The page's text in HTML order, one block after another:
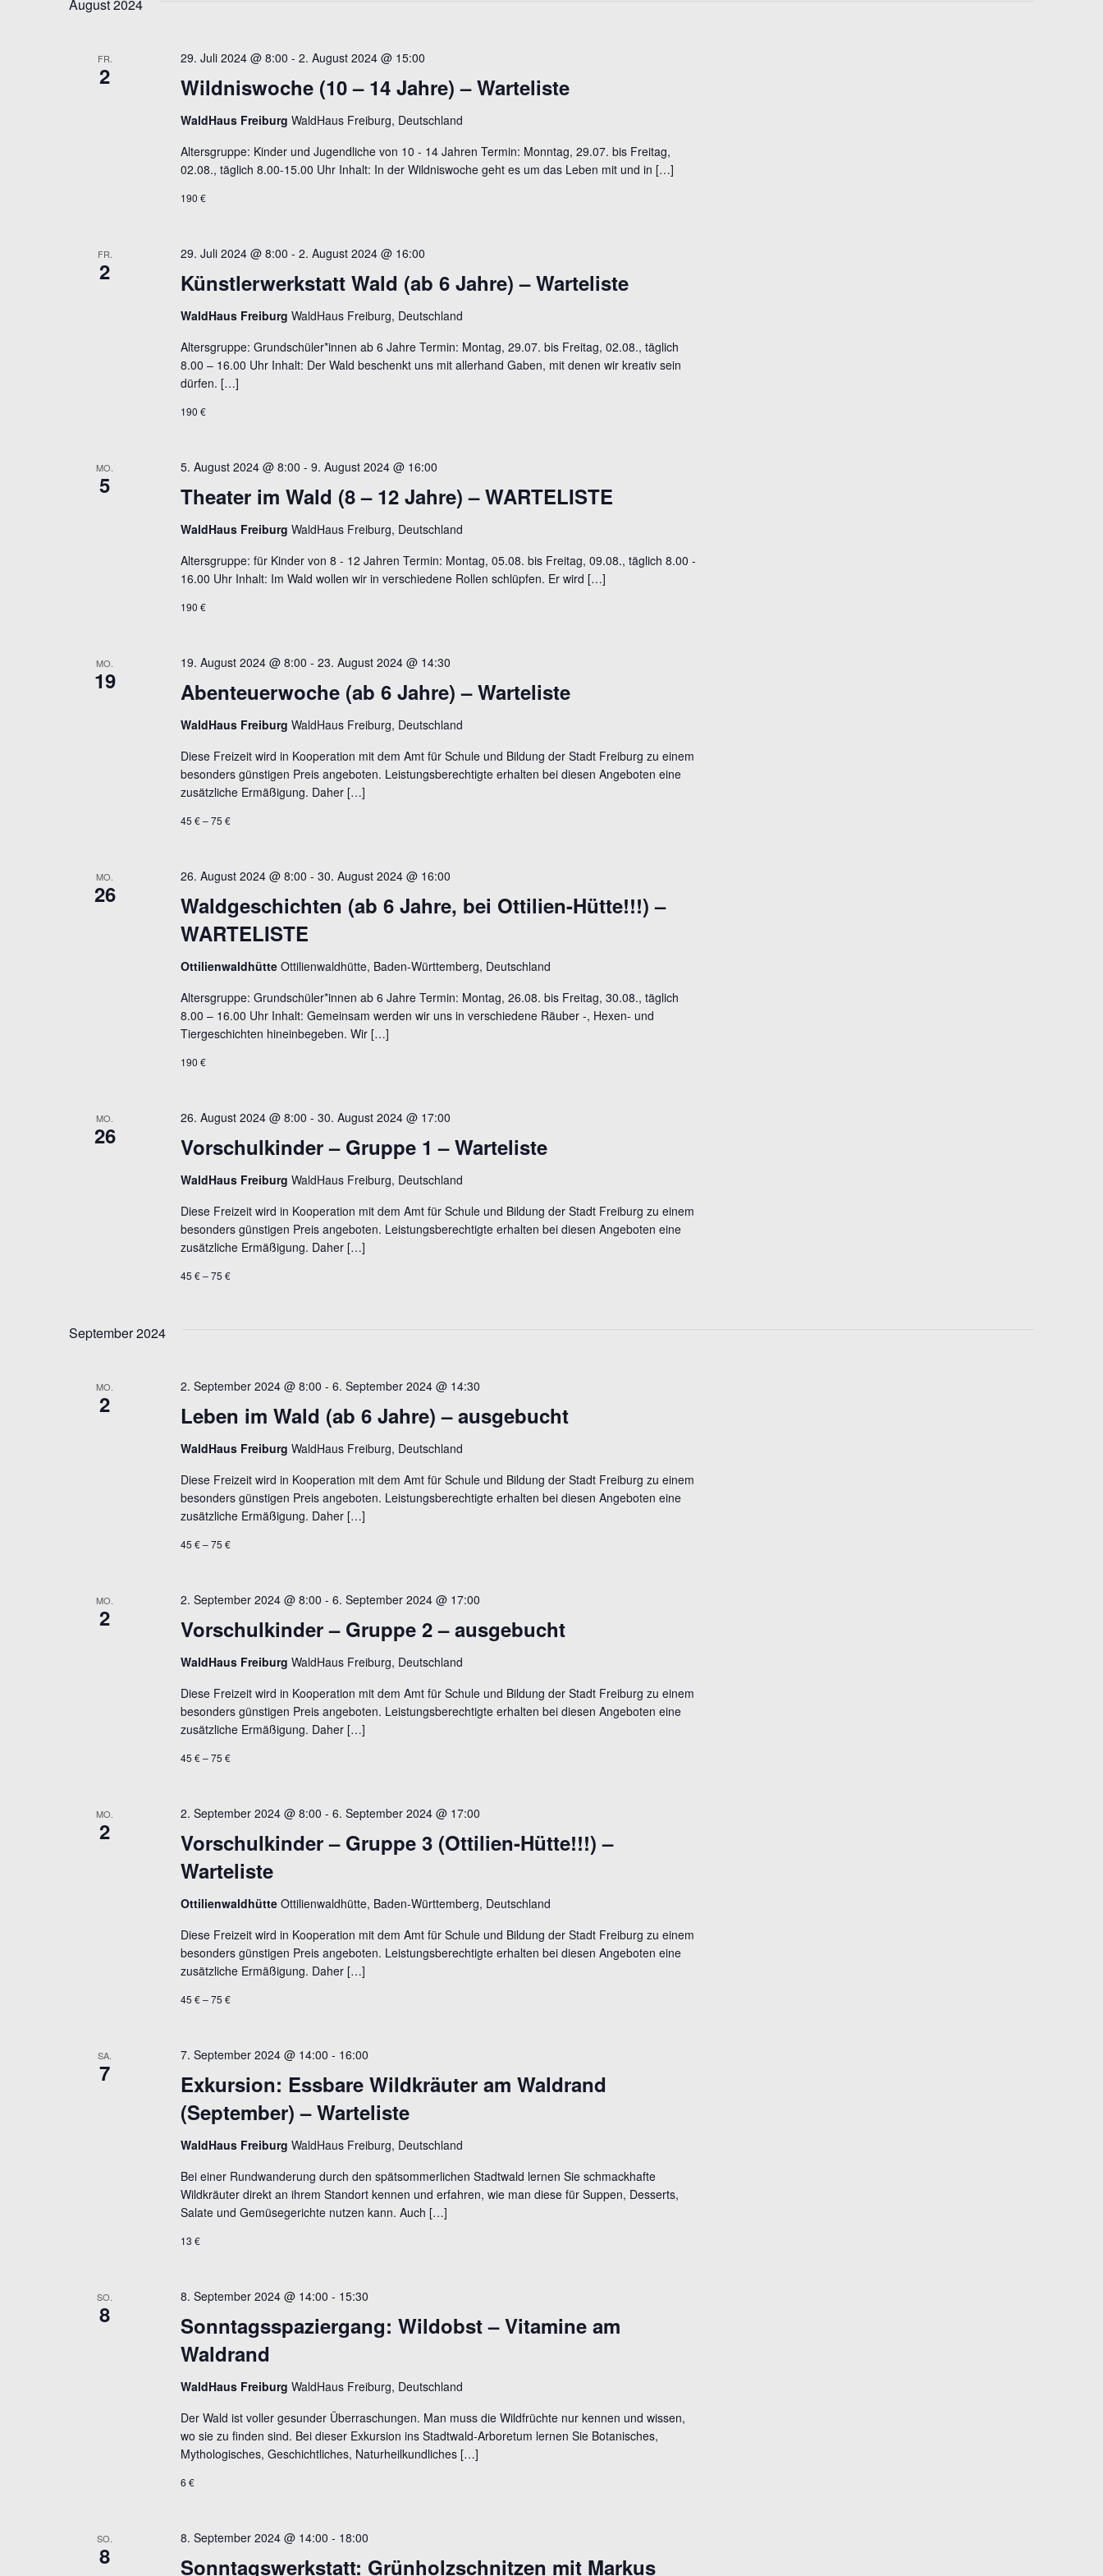
August 2024
FR.
2 Wildniswoche (10 – 14 Jahre) – Warteliste
29. Juli 2024 @ 8:00 - 2. August 2024 @ 15:00
WaldHaus Freiburg WaldHaus Freiburg, Deutschland
Altersgruppe: Kinder und Jugendliche von 10 - 14 Jahren Termin: Monntag, 29.07. bis Freitag,
02.08., täglich 8.00-15.00 Uhr Inhalt: In der Wildniswoche geht es um das Leben mit und in […]
190 €
FR.
2 Künstlerwerkstatt Wald (ab 6 Jahre) – Warteliste
29. Juli 2024 @ 8:00 - 2. August 2024 @ 16:00
WaldHaus Freiburg WaldHaus Freiburg, Deutschland
Altersgruppe: Grundschüler*innen ab 6 Jahre Termin: Montag, 29.07. bis Freitag, 02.08., täglich
8.00 – 16.00 Uhr Inhalt: Der Wald beschenkt uns mit allerhand Gaben, mit denen wir kreativ sein
dürfen. […]
190 €
MO.
5 Theater im Wald (8 – 12 Jahre) – WARTELISTE
5. August 2024 @ 8:00 - 9. August 2024 @ 16:00
WaldHaus Freiburg WaldHaus Freiburg, Deutschland
Altersgruppe: für Kinder von 8 - 12 Jahren Termin: Montag, 05.08. bis Freitag, 09.08., täglich 8.00 -
16.00 Uhr Inhalt: Im Wald wollen wir in verschiedene Rollen schlüpfen. Er wird […]
190 €
MO.
19 Abenteuerwoche (ab 6 Jahre) – Warteliste
19. August 2024 @ 8:00 - 23. August 2024 @ 14:30
WaldHaus Freiburg WaldHaus Freiburg, Deutschland
Diese Freizeit wird in Kooperation mit dem Amt für Schule und Bildung der Stadt Freiburg zu einem
besonders günstigen Preis angeboten. Leistungsberechtigte erhalten bei diesen Angeboten eine
zusätzliche Ermäßigung. Daher […]
45 € – 75 €
MO.
26
Waldgeschichten (ab 6 Jahre, bei Ottilien-Hütte!!!) –
WARTELISTE
26. August 2024 @ 8:00 - 30. August 2024 @ 16:00
Ottilienwaldhütte Ottilienwaldhütte, Baden-Württemberg, Deutschland
Altersgruppe: Grundschüler*innen ab 6 Jahre Termin: Montag, 26.08. bis Freitag, 30.08., täglich
8.00 – 16.00 Uhr Inhalt: Gemeinsam werden wir uns in verschiedene Räuber -, Hexen- und
Tiergeschichten hineinbegeben. Wir […]
190 €
MO.
26 Vorschulkinder – Gruppe 1 – Warteliste
26. August 2024 @ 8:00 - 30. August 2024 @ 17:00
WaldHaus Freiburg WaldHaus Freiburg, Deutschland
Diese Freizeit wird in Kooperation mit dem Amt für Schule und Bildung der Stadt Freiburg zu einem
besonders günstigen Preis angeboten. Leistungsberechtigte erhalten bei diesen Angeboten eine
zusätzliche Ermäßigung. Daher […]
45 € – 75 €
September 2024
MO.
2 Leben im Wald (ab 6 Jahre) – ausgebucht
2. September 2024 @ 8:00 - 6. September 2024 @ 14:30
WaldHaus Freiburg WaldHaus Freiburg, Deutschland
Diese Freizeit wird in Kooperation mit dem Amt für Schule und Bildung der Stadt Freiburg zu einem
besonders günstigen Preis angeboten. Leistungsberechtigte erhalten bei diesen Angeboten eine
zusätzliche Ermäßigung. Daher […]
45 € – 75 €
MO.
2 Vorschulkinder – Gruppe 2 – ausgebucht
2. September 2024 @ 8:00 - 6. September 2024 @ 17:00
WaldHaus Freiburg WaldHaus Freiburg, Deutschland
Diese Freizeit wird in Kooperation mit dem Amt für Schule und Bildung der Stadt Freiburg zu einem
besonders günstigen Preis angeboten. Leistungsberechtigte erhalten bei diesen Angeboten eine
zusätzliche Ermäßigung. Daher […]
45 € – 75 €
MO.
2
Vorschulkinder – Gruppe 3 (Ottilien-Hütte!!!) –
Warteliste
2. September 2024 @ 8:00 - 6. September 2024 @ 17:00
Ottilienwaldhütte Ottilienwaldhütte, Baden-Württemberg, Deutschland
Diese Freizeit wird in Kooperation mit dem Amt für Schule und Bildung der Stadt Freiburg zu einem
besonders günstigen Preis angeboten. Leistungsberechtigte erhalten bei diesen Angeboten eine
zusätzliche Ermäßigung. Daher […]
45 € – 75 €
SA.
7
Exkursion: Essbare Wildkräuter am Waldrand
(September) – Warteliste
7. September 2024 @ 14:00 - 16:00
WaldHaus Freiburg WaldHaus Freiburg, Deutschland
Bei einer Rundwanderung durch den spätsommerlichen Stadtwald lernen Sie schmackhafte
Wildkräuter direkt an ihrem Standort kennen und erfahren, wie man diese für Suppen, Desserts,
Salate und Gemüsegerichte nutzen kann. Auch […]
13 €
SO.
8
Sonntagsspaziergang: Wildobst – Vitamine am
Waldrand
8. September 2024 @ 14:00 - 15:30
WaldHaus Freiburg WaldHaus Freiburg, Deutschland
Der Wald ist voller gesunder Überraschungen. Man muss die Wildfrüchte nur kennen und wissen,
wo sie zu finden sind. Bei dieser Exkursion ins Stadtwald-Arboretum lernen Sie Botanisches,
Mythologisches, Geschichtliches, Naturheilkundliches […]
6 €
SO.
8 Sonntagswerkstatt: Grünholzschnitzen mit Markus
8. September 2024 @ 14:00 - 18:00